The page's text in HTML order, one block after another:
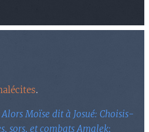
.
Alors Moïse dit à Josué: Choisis-
sors, et combats Amalek;